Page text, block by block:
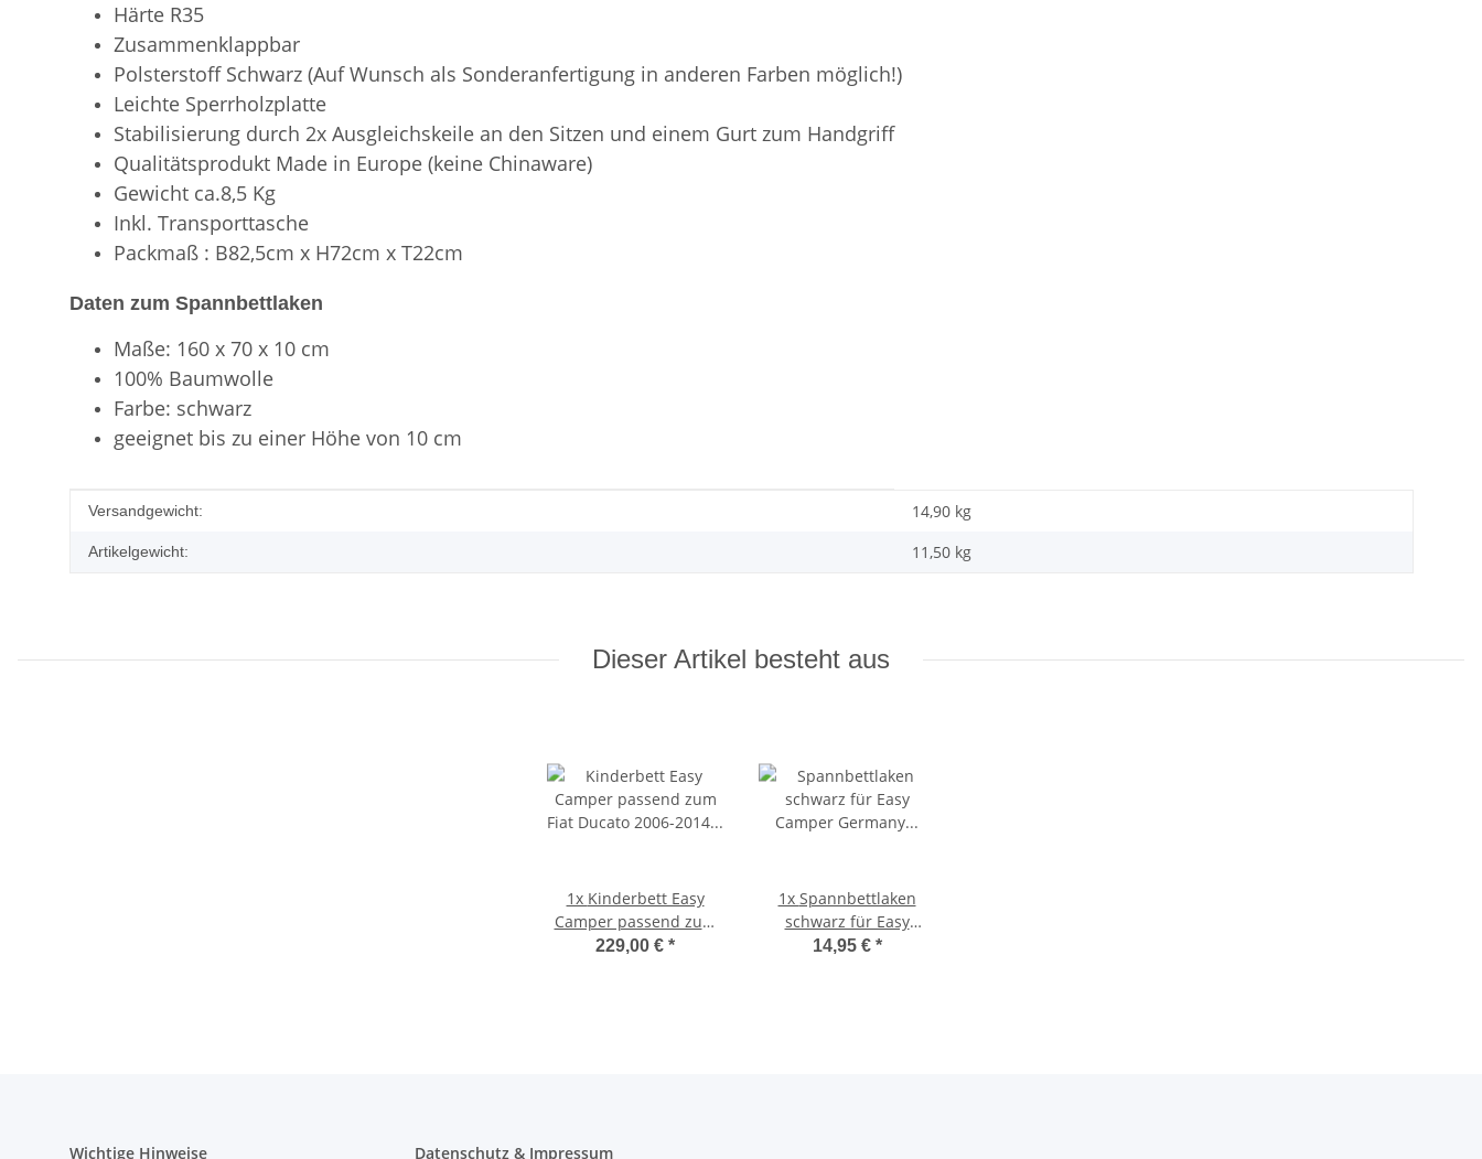
Härte R35
Zusammenklappbar
Polsterstoff Schwarz (Auf Wunsch als Sonderanfertigung in anderen Farben möglich!)
Leichte Sperrholzplatte
Stabilisierung durch 2x Ausgleichskeile an den Sitzen und einem Gurt zum Handgriff
Qualitätsprodukt Made in Europe (keine Chinaware)
Gewicht ca.8,5 Kg
Inkl. Transporttasche
Packmaß : B82,5cm x H72cm x T22cm
Daten zum Spannbettlaken
Maße: 160 x 70 x 10 cm
100% Baumwolle
Farbe: schwarz
geeignet bis zu einer Höhe von 10 cm
Produkteigenschaft
Wert
Versandgewicht: 14,90 kg
Artikelgewicht: 11,50 kg
Dieser Artikel besteht aus
1x Kinderbett Easy
Camper passend zum
Fiat Ducato 2006-2014
229,00 € *
1x Spannbettlaken
schwarz für Easy
Camper Germany
14,95 € *
Wichtige Hinweise Datenschutz & Impressum